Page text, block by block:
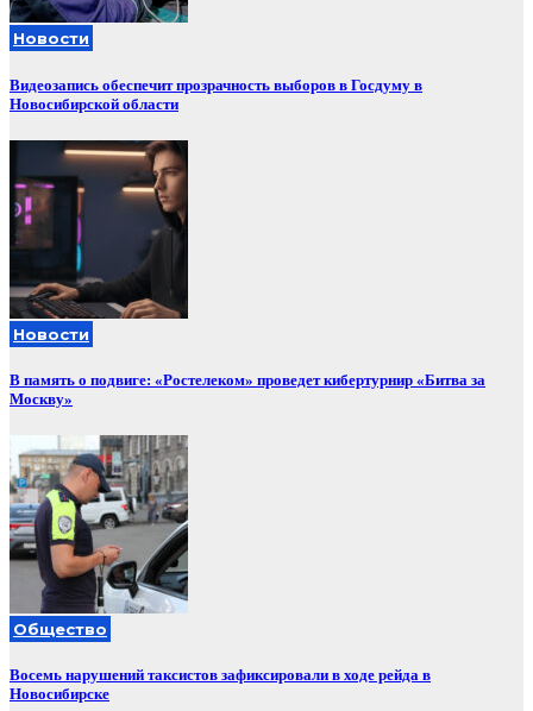
Новости
Видеозапись обеспечит прозрачность выборов в Госдуму в
Новосибирской области
Новости
В память о подвиге: «Ростелеком» проведет кибертурнир «Битва за
Москву»
Общество
Восемь нарушений таксистов зафиксировали в ходе рейда в
Новосибирске